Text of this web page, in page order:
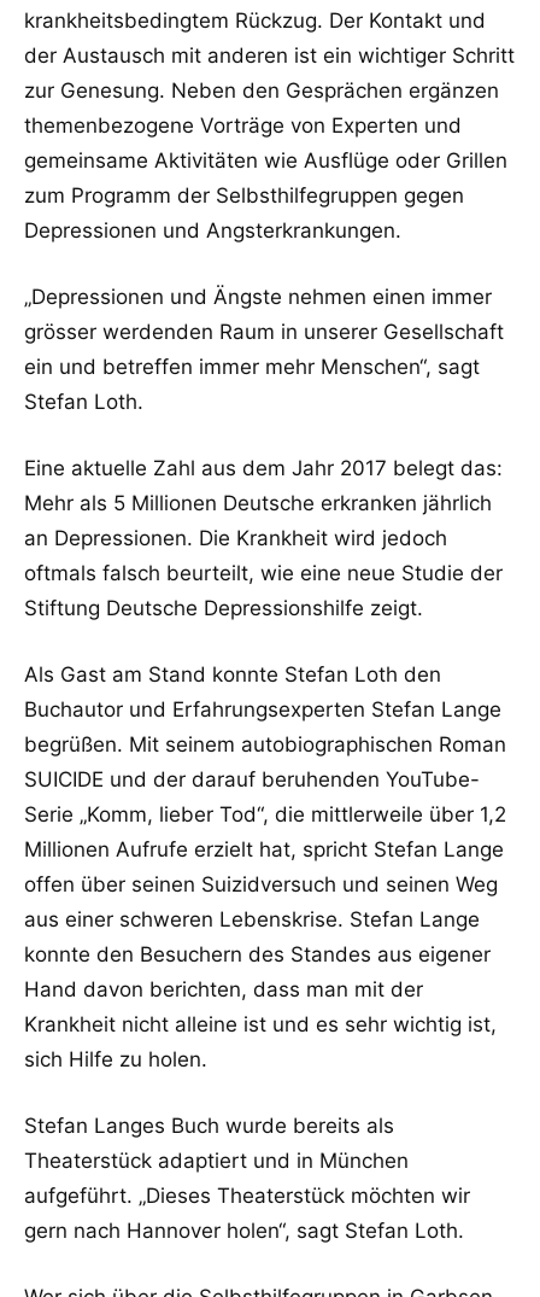
krankheitsbedingtem Rückzug. Der Kontakt und
der Austausch mit anderen ist ein wichtiger Schritt
zur Genesung. Neben den Gesprächen ergänzen
themenbezogene Vorträge von Experten und
gemeinsame Aktivitäten wie Ausflüge oder Grillen
zum Programm der Selbsthilfegruppen gegen
Depressionen und Angsterkrankungen.
„Depressionen und Ängste nehmen einen immer
grösser werdenden Raum in unserer Gesellschaft
ein und betreffen immer mehr Menschen“, sagt
Stefan Loth.
Eine aktuelle Zahl aus dem Jahr 2017 belegt das:
Mehr als 5 Millionen Deutsche erkranken jährlich
an Depressionen. Die Krankheit wird jedoch
oftmals falsch beurteilt, wie eine neue Studie der
Stiftung Deutsche Depressionshilfe zeigt.
Als Gast am Stand konnte Stefan Loth den
Buchautor und Erfahrungsexperten Stefan Lange
begrüßen. Mit seinem autobiographischen Roman
SUICIDE und der darauf beruhenden YouTube-
Serie „Komm, lieber Tod“, die mittlerweile über 1,2
Millionen Aufrufe erzielt hat, spricht Stefan Lange
offen über seinen Suizidversuch und seinen Weg
aus einer schweren Lebenskrise. Stefan Lange
konnte den Besuchern des Standes aus eigener
Hand davon berichten, dass man mit der
Krankheit nicht alleine ist und es sehr wichtig ist,
sich Hilfe zu holen.
Stefan Langes Buch wurde bereits als
Theaterstück adaptiert und in München
aufgeführt. „Dieses Theaterstück möchten wir
gern nach Hannover holen“, sagt Stefan Loth.